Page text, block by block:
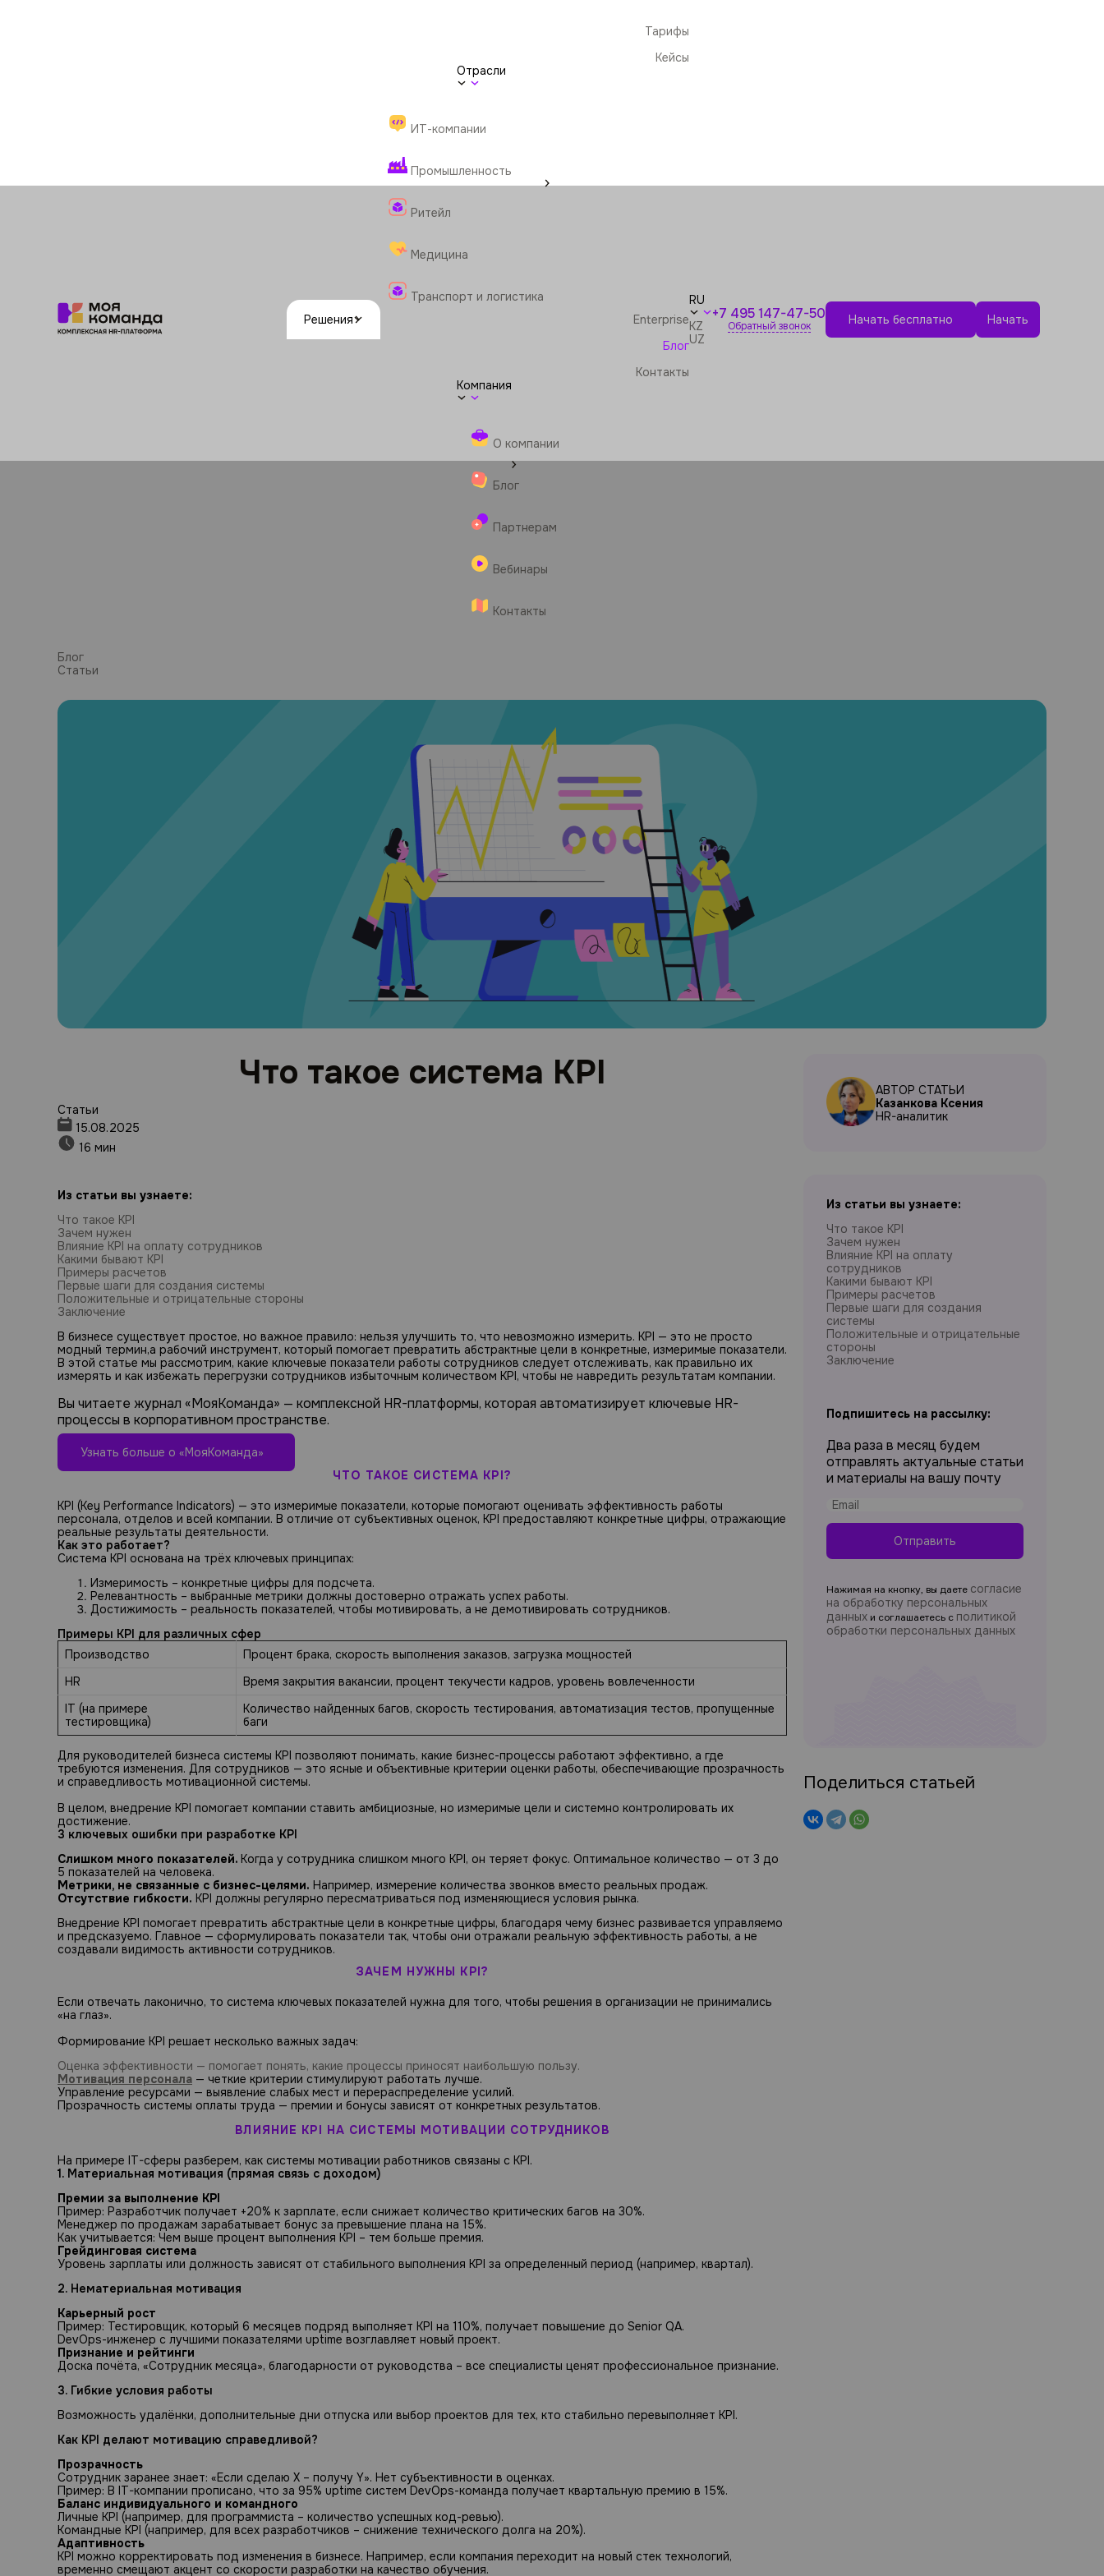
Решения
Тарифы
Кейсы
Отрасли
ИТ-компании
Промышленность
Ритейл
Медицина
Транспорт и логистика
Enterprise
Блог
Контакты
Компания
О компании
Блог
Партнерам
Вебинары
Контакты
RU
KZ
UZ
+7 495 147-47-50
Обратный звонок Начать бесплатно Начать
Блог
Статьи
Что такое система KPI
Статьи
15.08.2025
16 мин
Из статьи вы узнаете:
Что такое KPI
Зачем нужен
Влияние KPI на оплату сотрудников
Какими бывают KPI
Примеры расчетов
Первые шаги для создания системы
Положительные и отрицательные стороны
Заключение
В бизнесе существует простое, но важное правило: нельзя улучшить то, что невозможно измерить. KPI — это не просто
модный термин,а рабочий инструмент, который помогает превратить абстрактные цели в конкретные, измеримые показатели.
В этой статье мы рассмотрим, какие ключевые показатели работы сотрудников следует отслеживать, как правильно их
измерять и как избежать перегрузки сотрудников избыточным количеством KPI, чтобы не навредить результатам компании.
Вы читаете журнал «МояКоманда» — комплексной HR-платформы, которая автоматизирует ключевые HR-
процессы в корпоративном пространстве.
Узнать больше о «МояКоманда»
ЧТО ТАКОЕ СИСТЕМА KPI?
KPI (Key Performance Indicators) — это измеримые показатели, которые помогают оценивать эффективность работы
персонала, отделов и всей компании. В отличие от субъективных оценок, KPI предоставляют конкретные цифры, отражающие
реальные результаты деятельности.
Как это работает?
Система KPI основана на трёх ключевых принципах:
Измеримость – конкретные цифры для подсчета.
Релевантность – выбранные метрики должны достоверно отражать успех работы.
Достижимость – реальность показателей, чтобы мотивировать, а не демотивировать сотрудников.
Примеры KPI для различных сфер
Производство
Процент брака, скорость выполнения заказов, загрузка мощностей
HR
Время закрытия вакансии, процент текучести кадров, уровень вовлеченности
IT (на примере
тестировщика)
Количество найденных багов, скорость тестирования, автоматизация тестов, пропущенные
баги
Для руководителей бизнеса системы KPI позволяют понимать, какие бизнес-процессы работают эффективно, а где
требуются изменения. Для сотрудников — это ясные и объективные критерии оценки работы, обеспечивающие прозрачность
и справедливость мотивационной системы.
В целом, внедрение KPI помогает компании ставить амбициозные, но измеримые цели и системно контролировать их
достижение.
3 ключевых ошибки при разработке KPI
Слишком много показателей. Когда у сотрудника слишком много KPI, он теряет фокус. Оптимальное количество — от 3 до
5 показателей на человека.
Метрики, не связанные с бизнес-целями. Например, измерение количества звонков вместо реальных продаж.
Отсутствие гибкости. KPI должны регулярно пересматриваться под изменяющиеся условия рынка.
Внедрение KPI помогает превратить абстрактные цели в конкретные цифры, благодаря чему бизнес развивается управляемо
и предсказуемо. Главное — сформулировать показатели так, чтобы они отражали реальную эффективность работы, а не
создавали видимость активности сотрудников.
ЗАЧЕМ НУЖНЫ KPI?
Если отвечать лаконично, то система ключевых показателей нужна для того, чтобы решения в организации не принимались
«на глаз».
Формирование KPI решает несколько важных задач:
Оценка эффективности — помогает понять, какие процессы приносят наибольшую пользу.
Мотивация персонала — четкие критерии стимулируют работать лучше.
Управление ресурсами — выявление слабых мест и перераспределение усилий.
Прозрачность системы оплаты труда — премии и бонусы зависят от конкретных результатов.
ВЛИЯНИЕ KPI НА СИСТЕМЫ МОТИВАЦИИ СОТРУДНИКОВ
На примере IT-сферы разберем, как системы мотивации работников связаны с KPI.
1. Материальная мотивация (прямая связь с доходом)
Премии за выполнение KPI
Пример: Разработчик получает +20% к зарплате, если снижает количество критических багов на 30%.
Менеджер по продажам зарабатывает бонус за превышение плана на 15%.
Как учитывается: Чем выше процент выполнения KPI – тем больше премия.
Грейдинговая система
Уровень зарплаты или должность зависят от стабильного выполнения KPI за определенный период (например, квартал).
2. Нематериальная мотивация
Карьерный рост
Пример: Тестировщик, который 6 месяцев подряд выполняет KPI на 110%, получает повышение до Senior QA.
DevOps-инженер с лучшими показателями uptime возглавляет новый проект.
Признание и рейтинги
Доска почёта, «Сотрудник месяца», благодарности от руководства – все специалисты ценят профессиональное признание.
3. Гибкие условия работы
Возможность удалёнки, дополнительные дни отпуска или выбор проектов для тех, кто стабильно перевыполняет KPI.
Как KPI делают мотивацию справедливой?
Прозрачность
Сотрудник заранее знает: «Если сделаю Х – получу Y». Нет субъективности в оценках.
Пример: В IT-компании прописано, что за 95% uptime систем DevOps-команда получает квартальную премию в 15%.
Баланс индивидуального и командного
Личные KPI (например, для программиста – количество успешных код-ревью).
Командные KPI (например, для всех разработчиков – снижение технического долга на 20%).
Адаптивность
KPI можно корректировать под изменения в бизнесе. Например, если компания переходит на новый стек технологий,
временно смещают акцент со скорости разработки на качество обучения.
АВТОР СТАТЬИ
Казанкова Ксения
HR-аналитик
Из статьи вы узнаете:
Что такое KPI
Зачем нужен
Влияние KPI на оплату
сотрудников
Какими бывают KPI
Примеры расчетов
Первые шаги для создания
системы
Положительные и отрицательные
стороны
Заключение
Подпишитесь на рассылку:
Два раза в месяц будем
отправлять актуальные статьи
и материалы на вашу почту
Отправить
Нажимая на кнопку, вы даете согласие
на обработку персональных
данных и соглашаетесь c политикой
обработки персональных данных
Поделиться статьей